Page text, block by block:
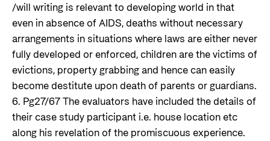
/will writing is relevant to developing world in that
even in absence of AIDS, deaths without necessary
arrangements in situations where laws are either never
fully developed or enforced, children are the victims of
evictions, property grabbing and hence can easily
become destitute upon death of parents or guardians.
6. Pg27/67 The evaluators have included the details of
their case study participant i.e. house location etc
along his revelation of the promiscuous experience.